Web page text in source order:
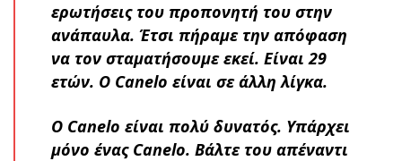
ερωτήσεις του προπονητή του στην
ανάπαυλα. Έτσι πήραμε την απόφαση
να τον σταματήσουμε εκεί. Είναι 29
ετών. Ο Canelo είναι σε άλλη λίγκα.
Ο Canelo είναι πολύ δυνατός. Υπάρχει
μόνο ένας Canelo. Βάλτε του απέναντι